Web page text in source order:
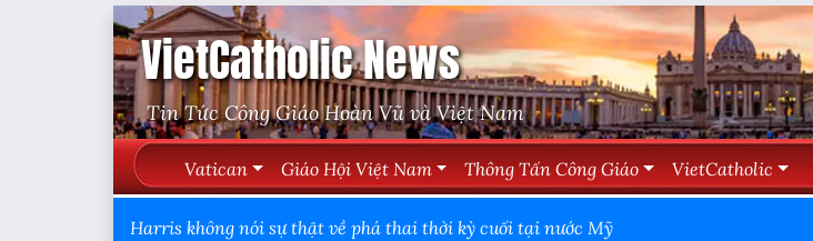
VietCatholic News
Tin Tức Công Giáo Hoàn Vũ và Việt Nam
Vatican Giáo Hội Việt Nam Thông Tấn Công Giáo VietCatholic
Harris không nói sự thật về phá thai thời kỳ cuối tại nước Mỹ